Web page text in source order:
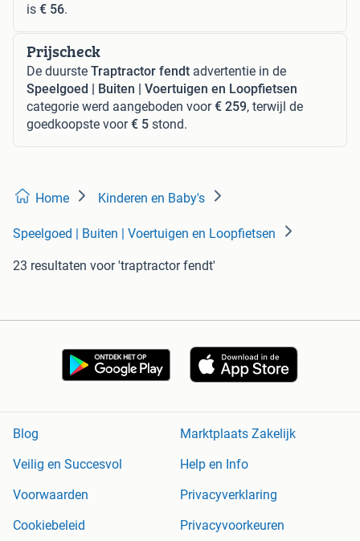
is € 56.
Prijscheck
De duurste Traptractor fendt advertentie in de
Speelgoed | Buiten | Voertuigen en Loopfietsen
categorie werd aangeboden voor€ 259, terwijl de
goedkoopste voor€ 5 stond.
Home Kinderen en Baby's
Speelgoed | Buiten | Voertuigen en Loopfietsen
23 resultaten voor 'traptractor fendt'
Blog
Marktplaats Zakelijk
Veilig en Succesvol
Help en Info
Voorwaarden
Privacyverklaring
Cookiebeleid
Privacyvoorkeuren